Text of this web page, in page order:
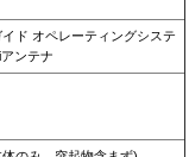
ド オペレーティングシステ
ンテナ